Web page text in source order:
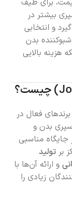
برای طیف
بیشتر در
و انتخابی
بدن
هزینه بالایی
فعال در
بدن و
مناسبی
برتولید
و ارائه آن‌ها با
زیادی را